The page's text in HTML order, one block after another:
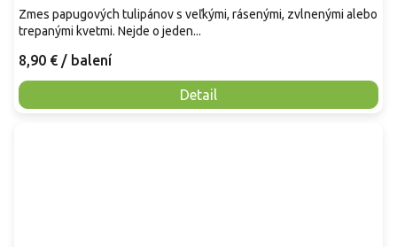
8,90 € / balení
Detail
Zmes papugových tulipánov s veľkými, rásenými, zvlnenými alebo
trepanými kvetmi. Nejde o jeden...